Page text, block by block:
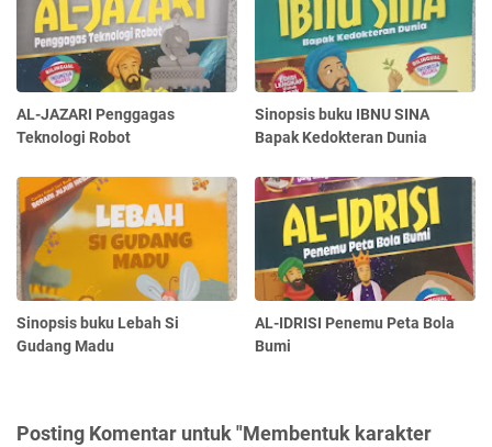
AL-JAZARI Penggagas
Teknologi Robot
Sinopsis buku IBNU SINA
Bapak Kedokteran Dunia
Sinopsis buku Lebah Si
Gudang Madu
AL-IDRISI Penemu Peta Bola
Bumi
Posting Komentar untuk "Membentuk karakter